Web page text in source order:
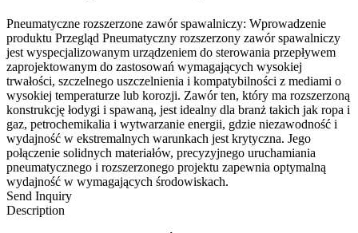
Pneumatyczne rozszerzone zawór spawalniczy: Wprowadzenie
produktu Przegląd Pneumatyczny rozszerzony zawór spawalniczy
jest wyspecjalizowanym urządzeniem do sterowania przepływem
zaprojektowanym do zastosowań wymagających wysokiej
trwałości, szczelnego uszczelnienia i kompatybilności z mediami o
wysokiej temperaturze lub korozji. Zawór ten, który ma rozszerzoną
konstrukcję łodygi i spawaną, jest idealny dla branż takich jak ropa i
gaz, petrochemikalia i wytwarzanie energii, gdzie niezawodność i
wydajność w ekstremalnych warunkach jest krytyczna. Jego
połączenie solidnych materiałów, precyzyjnego uruchamiania
pneumatycznego i rozszerzonego projektu zapewnia optymalną
wydajność w wymagających środowiskach.
Send Inquiry
Description